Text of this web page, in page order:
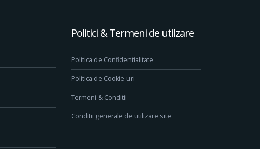
Politici & Termeni de utilzare
Politica de Confidentialitate
Politica de Cookie-uri
Termeni & Conditii
Conditii generale de utilizare site